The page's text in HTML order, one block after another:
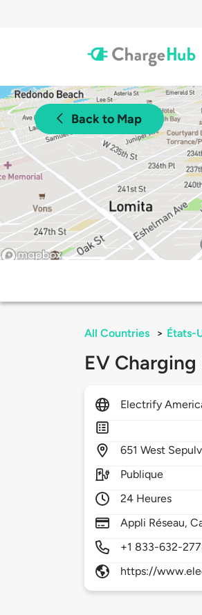
Back to Map
All Countries > États-
EV
Electrify
651West
Publique
24 Heures
Appli Réseau,
+1 833-632-
https://